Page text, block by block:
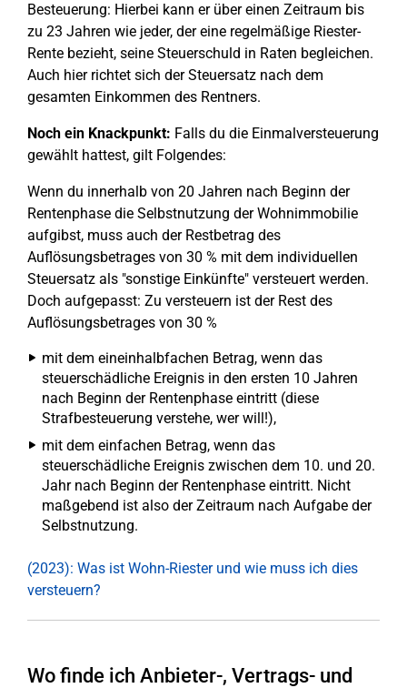
Besteuerung: Hierbei kann er über einen Zeitraum bis
zu 23 Jahren wie jeder, der eine regelmäßige Riester-
Rente bezieht, seine Steuerschuld in Raten begleichen.
Auch hier richtet sich der Steuersatz nach dem
gesamten Einkommen des Rentners.
Noch ein Knackpunkt: Falls du die Einmalversteuerung
gewählt hattest, gilt Folgendes:
Wenn du innerhalb von 20 Jahren nach Beginn der
Rentenphase die Selbstnutzung der Wohnimmobilie
aufgibst, muss auch der Restbetrag des
Auflösungsbetrages von 30 % mit dem individuellen
Steuersatz als "sonstige Einkünfte" versteuert werden.
Doch aufgepasst: Zu versteuern ist der Rest des
Auflösungsbetrages von 30 %
mit dem eineinhalbfachen Betrag, wenn das
steuerschädliche Ereignis in den ersten 10 Jahren
nach Beginn der Rentenphase eintritt (diese
Strafbesteuerung verstehe, wer will!),
mit dem einfachen Betrag, wenn das
steuerschädliche Ereignis zwischen dem 10. und 20.
Jahr nach Beginn der Rentenphase eintritt. Nicht
maßgebend ist also der Zeitraum nach Aufgabe der
Selbstnutzung.
(2023): Was ist Wohn-Riester und wie muss ich dies
versteuern?
Wo finde ich Anbieter-, Vertrags- und